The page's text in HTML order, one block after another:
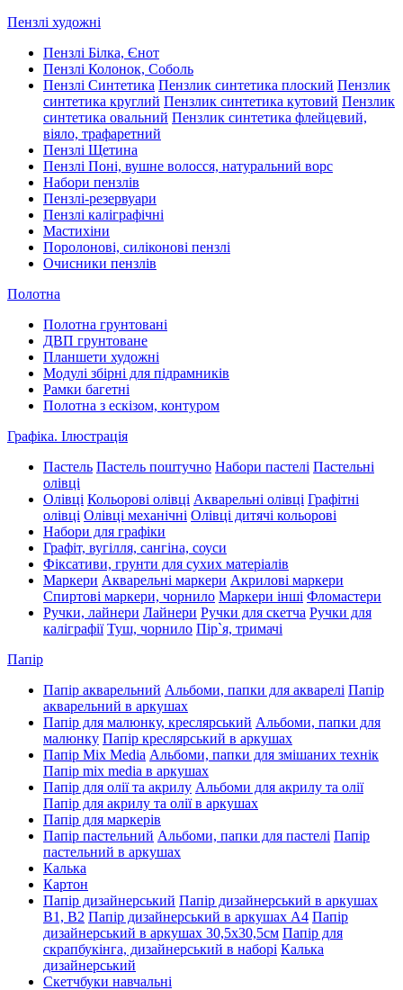
Пензлі художні
Пензлі Білка, Єнот
Пензлі Колонок, Соболь
Пензлі Синтетика Пензлик синтетика плоский Пензлик
синтетика круглий Пензлик синтетика кутовий Пензлик
синтетика овальний Пензлик синтетика флейцевий,
віяло, трафаретний
Пензлі Щетина
Пензлі Поні, вушне волосся, натуральний ворс
Набори пензлів
Пензлі-резервуари
Пензлі каліграфічні
Мастихіни
Поролонові, силіконові пензлі
Очисники пензлів
Полотна
Полотна грунтовані
ДВП грунтоване
Планшети художні
Модулі збірні для підрамників
Рамки багетні
Полотна з ескізом, контуром
Графіка. Ілюстрація
Пастель Пастель поштучно Набори пастелі Пастельні
олівці
Олівці Кольорові олівці Акварельні олівці Графітні
олівці Олівці механічні Олівці дитячі кольорові
Набори для графіки
Графіт, вугілля, сангіна, соуси
Фіксативи, грунти для сухих матеріалів
Маркери Акварельні маркери Акрилові маркери
Спиртові маркери, чорнило Маркери інші Фломастери
Ручки, лайнери Лайнери Ручки для скетча Ручки для
каліграфії Туш, чорнило Пір`я, тримачі
Папір
Папір акварельний Альбоми, папки для акварелі Папір
акварельний в аркушах
Папір для малюнку, креслярський Альбоми, папки для
малюнку Папір креслярський в аркушах
Папір Mix Media Альбоми, папки для змішаних технік
Папір mix media в аркушах
Папір для олії та акрилу Альбоми для акрилу та олії
Папір для акрилу та олії в аркушах
Папір для маркерів
Папір пастельний Альбоми, папки для пастелі Папір
пастельний в аркушах
Калька
Картон
Папір дизайнерський Папір дизайнерський в аркушах
В1, В2 Папір дизайнерський в аркушах А4 Папір
дизайнерський в аркушах 30,5х30,5см Папір для
скрапбукінга, дизайнерський в наборі Калька
дизайнерський
Скетчбуки навчальні